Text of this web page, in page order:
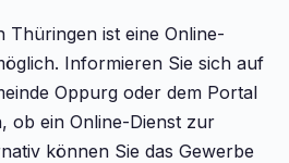
Thüringen ist eine Online-
Informieren Sie sich auf
Oppurg oder dem Portal
ob ein Online-Dienst zur
können Sie das Gewerbe